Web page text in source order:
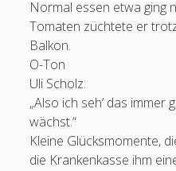
Schreib mir:
Ihr Name
Ihre E-Mail-Adresse
Normal essen etwa ging
Tomaten züchtete er
Balkon.
O-Ton
Uli Scholz:
„Also ich seh‘ das immer
wächst.“
Kleine Glücksmomente,
die Krankenkasse ihm